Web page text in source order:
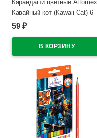
Карандаши цветные Attomex
Кавайный кот (Kawaii Cat) 6
цветов М, 2,65мм
59 ₽